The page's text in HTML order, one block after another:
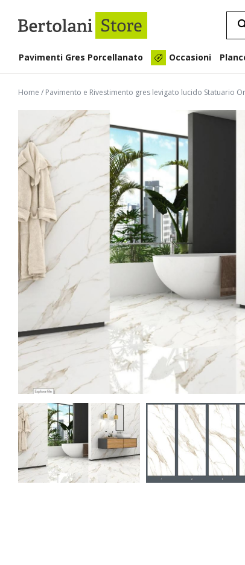
Pavimenti Gres Porcellanato Occasioni
Home / Pavimento e Rivestimento gres levigato lucido Statuario